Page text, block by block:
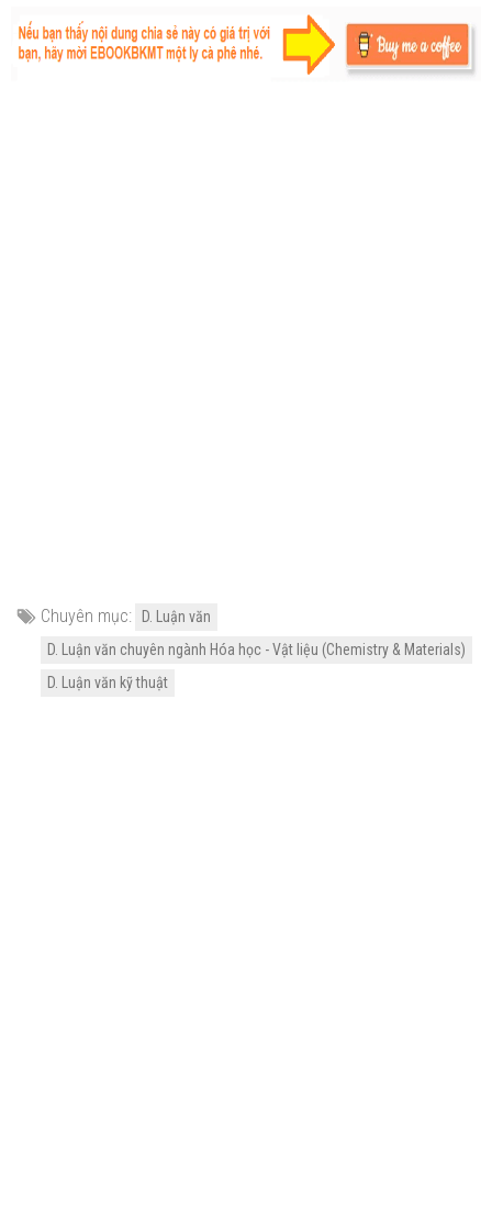
Chuyên mục:
D. Luận văn
D. Luận văn chuyên ngành Hóa học - Vật liệu (Chemistry & Materials)
D. Luận văn kỹ thuật